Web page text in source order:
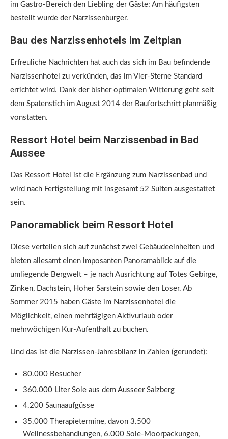
im Gastro-Bereich den Liebling der Gäste: Am häufigsten
bestellt wurde der Narzissenburger.
Bau des Narzissenhotels im Zeitplan
Erfreuliche Nachrichten hat auch das sich im Bau befindende
Narzissenhotel zu verkünden, das im Vier-Sterne Standard
errichtet wird. Dank der bisher optimalen Witterung geht seit
dem Spatenstich im August 2014 der Baufortschritt planmäßig
vonstatten.
Ressort Hotel beim Narzissenbad in Bad
Aussee
Das Ressort Hotel ist die Ergänzung zum Narzissenbad und
wird nach Fertigstellung mit insgesamt 52 Suiten ausgestattet
sein.
Panoramablick beim Ressort Hotel
Diese verteilen sich auf zunächst zwei Gebäudeeinheiten und
bieten allesamt einen imposanten Panoramablick auf die
umliegende Bergwelt – je nach Ausrichtung auf Totes Gebirge,
Zinken, Dachstein, Hoher Sarstein sowie den Loser. Ab
Sommer 2015 haben Gäste im Narzissenhotel die
Möglichkeit, einen mehrtägigen Aktivurlaub oder
mehrwöchigen Kur-Aufenthalt zu buchen.
Und das ist die Narzissen-Jahresbilanz in Zahlen (gerundet):
80.000 Besucher
360.000 Liter Sole aus dem Ausseer Salzberg
4.200 Saunaaufgüsse
35.000 Therapietermine, davon 3.500
Wellnessbehandlungen, 6.000 Sole-Moorpackungen,